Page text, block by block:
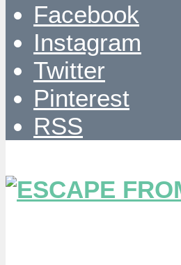
Facebook
Instagram
Twitter
Pinterest
RSS